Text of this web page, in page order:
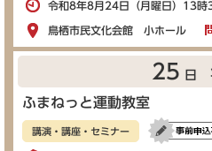
令和8年8月24日（月曜日）13時
鳥栖市民文化会館 小ホール
25 日
ふまねっと運動教室
講演・講座・セミナー